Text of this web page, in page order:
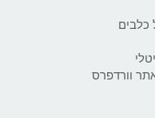
כלבים
וורדפרס